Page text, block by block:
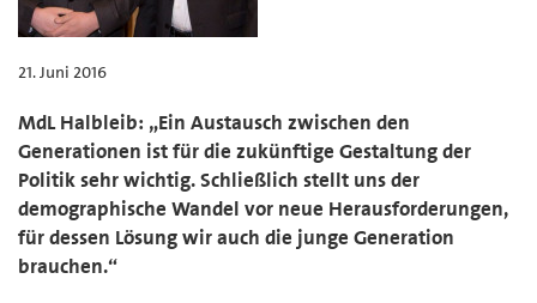
21. Juni 2016
MdL Halbleib: „Ein Austausch zwischen den
Generationen ist für die zukünftige Gestaltung der
Politik sehr wichtig. Schließlich stellt uns der
demographische Wandel vor neue Herausforderungen,
für dessen Lösung wir auch die junge Generation
brauchen.“